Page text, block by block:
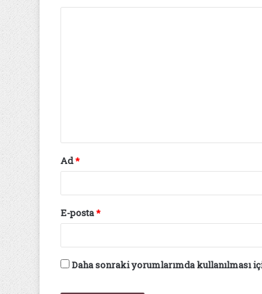
Ad*
E-posta*
Daha sonraki yorumlarımda kullanılması